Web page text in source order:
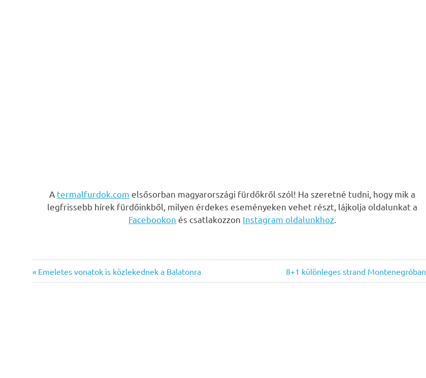
A termalfurdok.com elsősorban magyarországi fürdőkről szól! Ha szeretné tudni, hogy mik a
legfrissebb hírek fürdőinkből, milyen érdekes eseményeken vehet részt, lájkolja oldalunkat a
Facebookon és csatlakozzon Instagram oldalunkhoz
Bejegyzés
Previous
Post:
Emeletes vonatok is közlekednek a Balatonra
Next
Post:
8+1 különleges strand Montenegróban